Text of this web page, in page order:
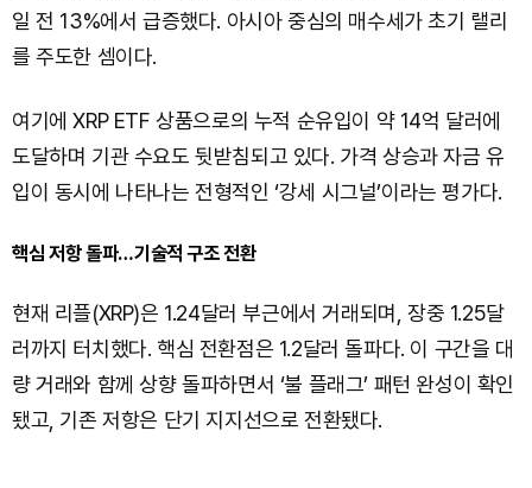
일 전 13%에서 급증했다. 아시아 중심의 매수세가 초기 랠리
를 주도한 셈이다.
여기에 XRP ETF 상품으로의 누적 순유입이 약 14억 달러에
도달하며 기관 수요도 뒷받침되고 있다. 가격 상승과 자금 유
입이 동시에 나타나는 전형적인 ‘강세 시그널’이라는 평가다.
핵심 저항 돌파…기술적 구조 전환
현재 리플(XRP)은 1.24달러 부근에서 거래되며, 장중 1.25달
러까지 터치했다. 핵심 전환점은 1.2달러 돌파다. 이 구간을 대
량 거래와 함께 상향 돌파하면서 ‘불 플래그’ 패턴 완성이 확인
됐고, 기존 저항은 단기 지지선으로 전환됐다.